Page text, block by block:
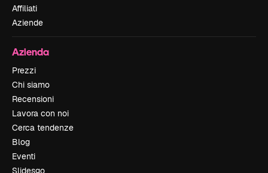
Affiliati
Aziende
Azienda
Prezzi
Chi siamo
Recensioni
Lavora con noi
Cerca tendenze
Blog
Eventi
Slidesgo